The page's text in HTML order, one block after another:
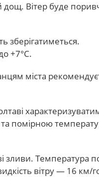
дощ. Вітер буде
зберігатиметься.
+7°С.
міста
помірною
зливи. Температура
вітру — 16 км/